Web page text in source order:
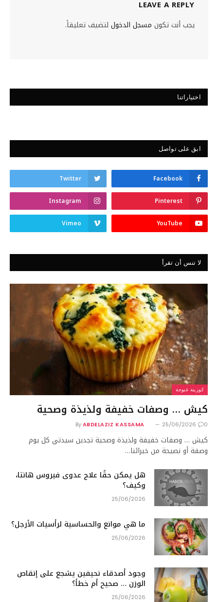
LEAVE A REPLY
يجب أنت تكون مسجل الدخول لتضيف تعليقاً.
اختياراتنا
ابق على تواصل
Facebook
Twitter
Pinterest
Instagram
YouTube
Vimeo
لا تنس أن تقرأ
كوزينة غنوجة
كيش … وصفات خفيفة ولذيذة وصحية
By ABDELAZIZ KASSAMA 25/06/2026 0
كيش … وصفات خفيفة ولذيذة وصحية تجدين سيدتي كل يوم
وصفة أو نصيحة من خبرائنا…
هل يمكن حقًا علاج عدوى فيروس هانتا،
وكيف؟
25/06/2026
ما هي موانع والحساسية لرأسيات الأرجل؟
25/06/2026
وجود أصدقاء نحيفين يشجع على إنقاص
الوزن … صحيح أم خطأ؟
25/06/2026